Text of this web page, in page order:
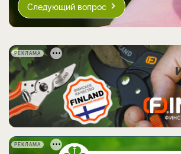
Следующий вопрос
РЕКЛАМА
РЕКЛАМА